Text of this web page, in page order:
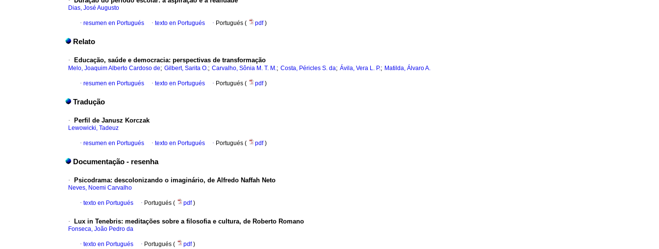
Dias, José Augusto
· resumen en Portugués · texto en Portugués · Portugués ( pdf)
Relato
· Educação, saúde e democracia: perspectivas de transformação
Melo, Joaquim Alberto Cardoso de; Gilbert, Sarita O.; Carvalho, Sônia M. T. M.; Costa, Péricles S. da; Ávila, Vera L. P.; Matilda, Álvaro A.
· resumen en Portugués · texto en Portugués · Portugués ( pdf)
Tradução
· Perfil de Janusz Korczak
Lewowicki, Tadeuz
· resumen en Portugués · texto en Portugués · Portugués ( pdf)
Documentação - resenha
· Psicodrama: descolonizando o imaginário, de Alfredo Naffah Neto
Neves, Noemi Carvalho
· texto en Portugués · Portugués ( pdf)
· Lux in Tenebris: meditações sobre a filosofia e cultura, de Roberto Romano
Fonseca, João Pedro da
· texto en Portugués · Portugués ( pdf)